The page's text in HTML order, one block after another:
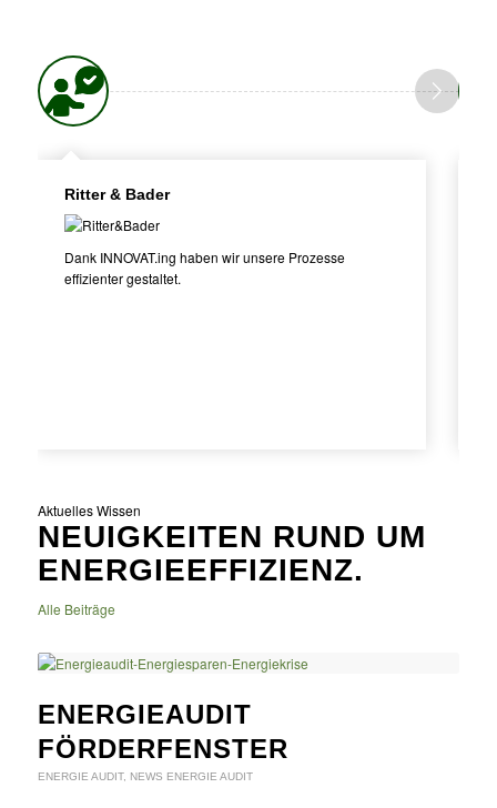
Ritter & Bader
Dank INNOVAT.ing haben wir unsere Prozesse
effizienter gestaltet.
Aktuelles Wissen
NEUIGKEITEN RUND UM
ENERGIEEFFIZIENZ.
Alle Beiträge
ENERGIEAUDIT
FÖRDERFENSTER
ENERGIE AUDIT, NEWS ENERGIE AUDIT